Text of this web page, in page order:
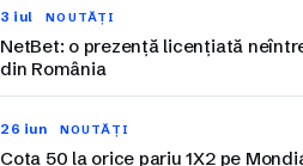
3 iul NOUTĂȚI
NetBet: o prezență licențiată
din România
26 iun NOUTĂȚI
Cota 50 la orice pariu 1X2 pe